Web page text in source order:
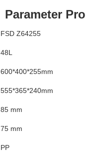
Parameter
FSD Z64255
48L
600*400*255mm
555*365*240mm
85 mm
75 mm
PP